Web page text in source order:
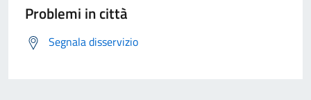
Problemi in città
Segnala disservizio